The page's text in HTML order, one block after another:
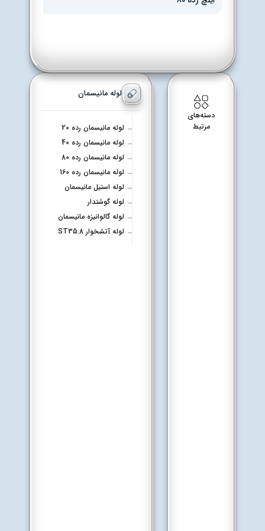
دسته‌های
مرتبط
لوله مانیسمان
لوله مانیسمان رده 20
لوله مانیسمان رده 40
لوله مانیسمان رده 80
لوله مانیسمان رده 160
لوله استیل مانیسمان
لوله گوشتدار
لوله گالوانیزه مانیسمان
لوله آتشخوار ST35.8